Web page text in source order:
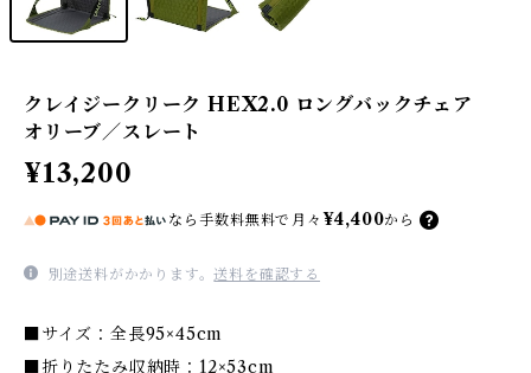
クレイジークリーク HEX2.0 ロングバックチェア
オリーブ／スレート
¥13,200
なら 手数料無料で 月々 ¥4,400から
別途送料がかかります。送料を確認する
■サイズ：全長95×45cm
■折りたたみ収納時：12×53cm